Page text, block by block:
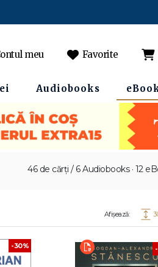
meu Favorite
Audiobooks
46 de cărți / 6 Audiobooks · 12
Afișează:
-30%